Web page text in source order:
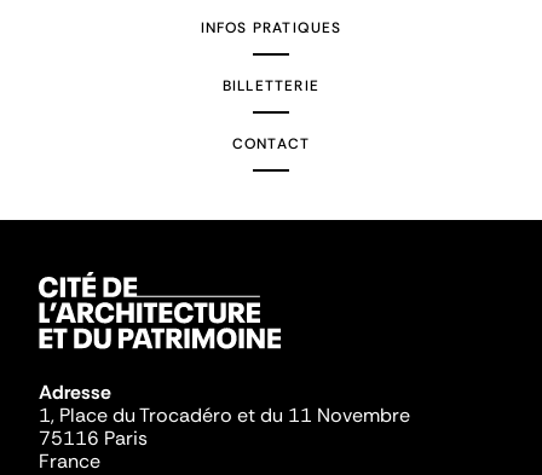
INFOS PRATIQUES
BILLETTERIE
CONTACT
Adresse
1, Place du Trocadéro et du 11 Novembre
75116 Paris
France